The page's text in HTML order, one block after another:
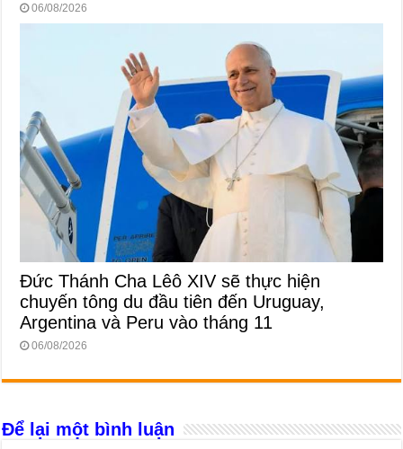
06/08/2026
Đức Thánh Cha Lêô XIV sẽ thực hiện
chuyến tông du đầu tiên đến Uruguay,
Argentina và Peru vào tháng 11
06/08/2026
Để lại một bình luận